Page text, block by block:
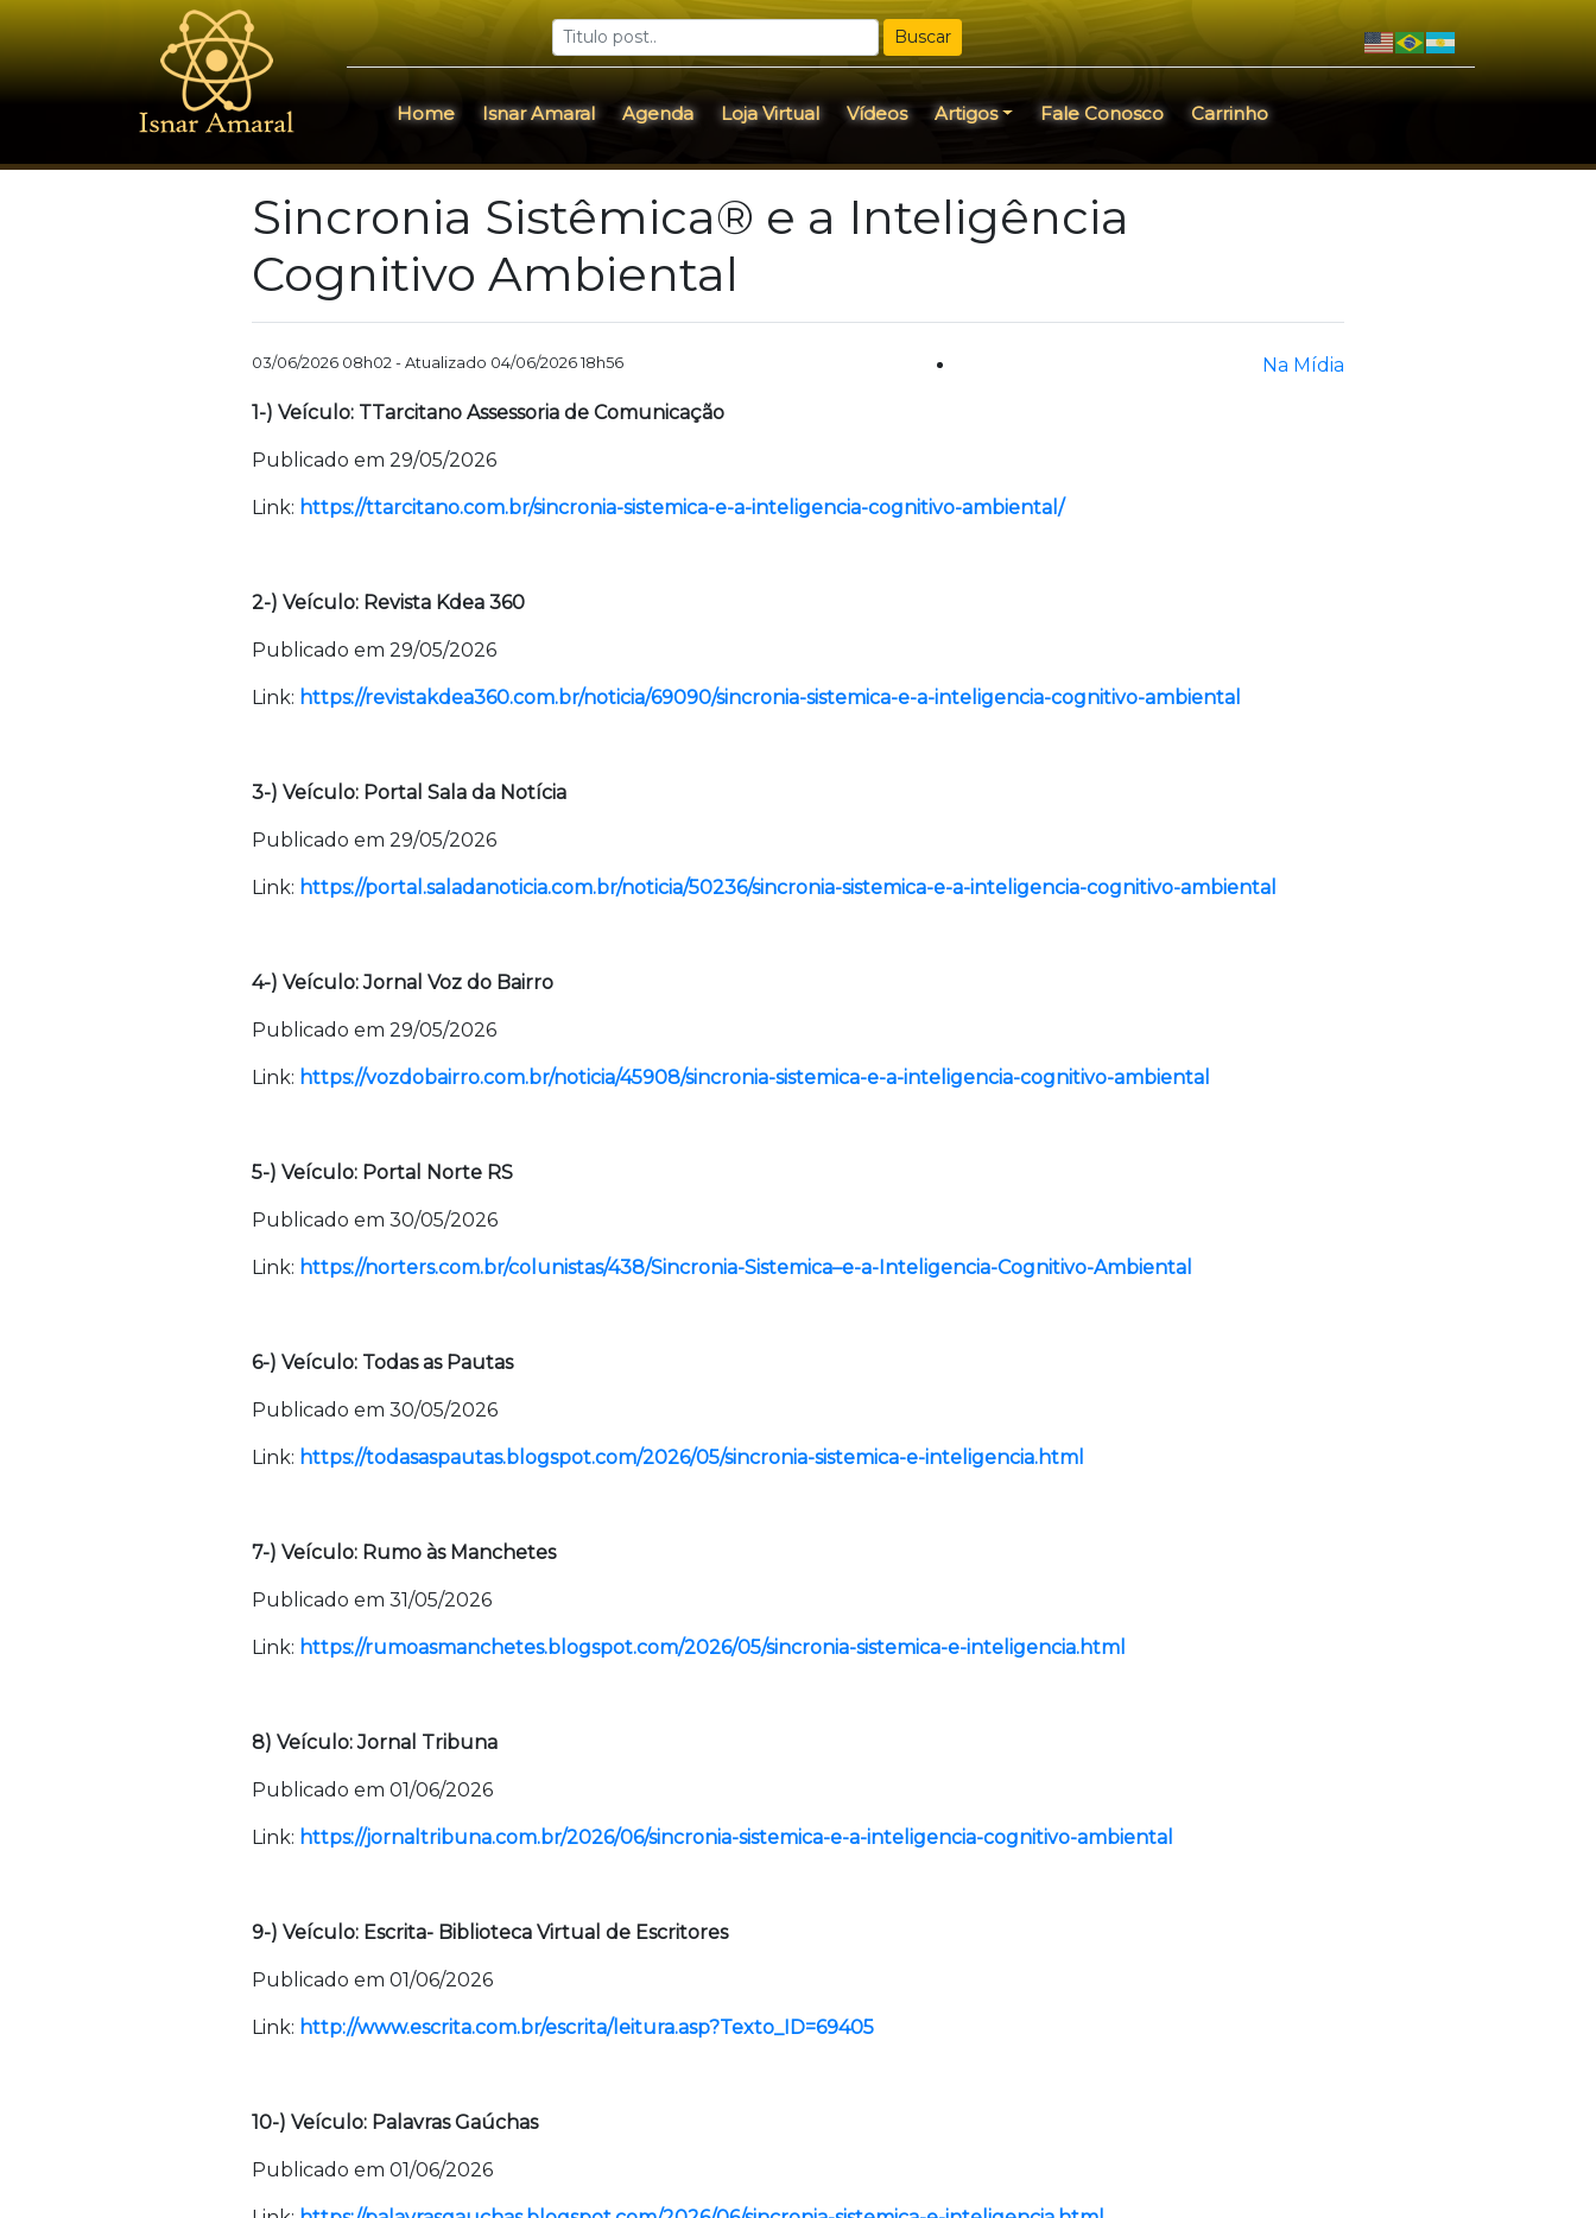
Buscar
Home Isnar Amaral Agenda Loja Virtual Vídeos Artigos Fale Conosco Carrinho
Sincronia Sistêmica® e a Inteligência
Cognitivo Ambiental
03/06/2026 08h02 - Atualizado 04/06/2026 18h56 Na Mídia
1-) Veículo: TTarcitano Assessoria de Comunicação
Publicado em 29/05/2026
Link: https://ttarcitano.com.br/sincronia-sistemica-e-a-inteligencia-cognitivo-ambiental/
2-) Veículo: Revista Kdea 360
Publicado em 29/05/2026
Link: https://revistakdea360.com.br/noticia/69090/sincronia-sistemica-e-a-inteligencia-cognitivo-ambiental
3-) Veículo: Portal Sala da Notícia
Publicado em 29/05/2026
Link: https://portal.saladanoticia.com.br/noticia/50236/sincronia-sistemica-e-a-inteligencia-cognitivo-ambiental
4-) Veículo: Jornal Voz do Bairro
Publicado em 29/05/2026
Link: https://vozdobairro.com.br/noticia/45908/sincronia-sistemica-e-a-inteligencia-cognitivo-ambiental
5-) Veículo: Portal Norte RS
Publicado em 30/05/2026
Link: https://norters.com.br/colunistas/438/Sincronia-Sistemica–e-a-Inteligencia-Cognitivo-Ambiental
6-) Veículo: Todas as Pautas
Publicado em 30/05/2026
Link: https://todasaspautas.blogspot.com/2026/05/sincronia-sistemica-e-inteligencia.html
7-) Veículo: Rumo às Manchetes
Publicado em 31/05/2026
Link: https://rumoasmanchetes.blogspot.com/2026/05/sincronia-sistemica-e-inteligencia.html
8) Veículo: Jornal Tribuna
Publicado em 01/06/2026
Link: https://jornaltribuna.com.br/2026/06/sincronia-sistemica-e-a-inteligencia-cognitivo-ambiental
9-) Veículo: Escrita- Biblioteca Virtual de Escritores
Publicado em 01/06/2026
Link: http://www.escrita.com.br/escrita/leitura.asp?Texto_ID=69405
10-) Veículo: Palavras Gaúchas
Publicado em 01/06/2026